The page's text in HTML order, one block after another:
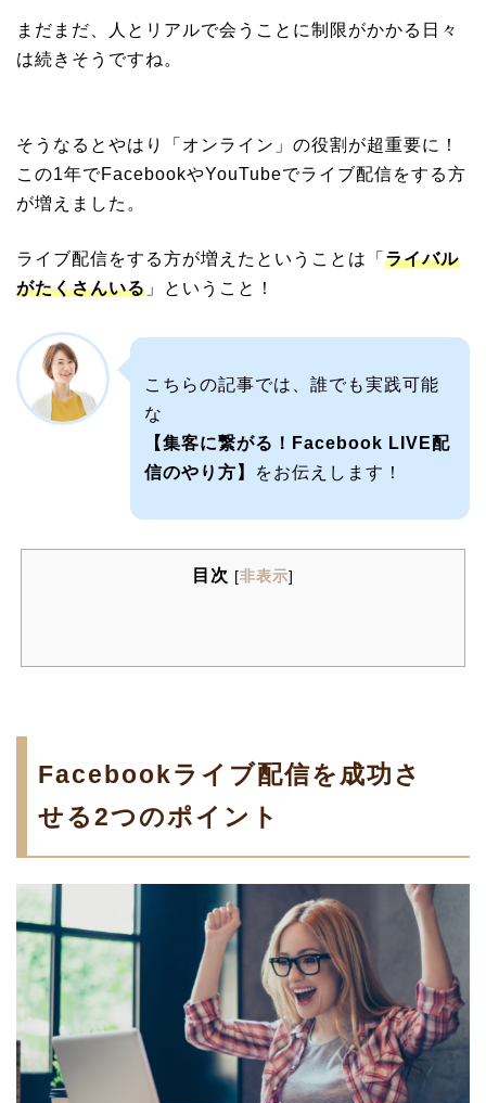
まだまだ、人とリアルで会うことに制限がかかる日々
は続きそうですね。
そうなるとやはり「オンライン」の役割が超重要に！
この1年でFacebookやYouTubeでライブ配信をする方
が増えました。
ライブ配信をする方が増えたということは「 ライバル
がたくさんいる 」ということ！
こちらの記事では、誰でも実践可能
な
【集客に繋がる！Facebook LIVE配
信のやり方】
をお伝えします！
目次 [非表示]
Facebookライブ配信を成功さ
せる2つのポイント